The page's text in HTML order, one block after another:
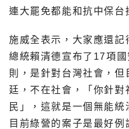
連大罷免都能和抗中保台
施威全表示，大家應還記
總統賴清德宣布了17項
則，是針對台灣社會，但
廷，不在社會，「你針對
民」，這就是一個無能統
目前綠營的案子是最好